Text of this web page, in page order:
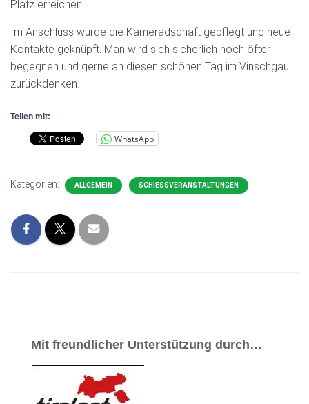
Platz erreichen.
Im Anschluss wurde die Kameradschaft gepflegt und neue
Kontakte geknüpft. Man wird sich sicherlich noch öfter
begegnen und gerne an diesen schönen Tag im Vinschgau
zurückdenken.
Teilen mit:
WhatsApp
Kategorien: ALLGEMEIN SCHIESSVERANSTALTUNGEN
Mit freundlicher Unterstützung durch…